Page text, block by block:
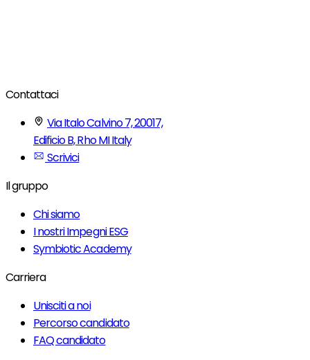
Contattaci
Via Italo Calvino 7, 20017,
Edificio B, Rho MI Italy
Scrivici
Il gruppo
Chi siamo
I nostri Impegni ESG
Symbiotic Academy
Carriera
Unisciti a noi
Percorso candidato
FAQ candidato